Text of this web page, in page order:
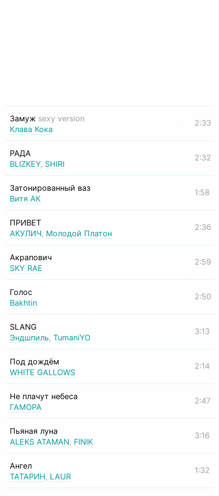
Замуж sexy version
Клава Кока
2:33
РАДА
BLIZKEY, SHIRI
2:32
Затонированный ваз
Витя АК
1:58
ПРИВЕТ
АКУЛИЧ, Молодой Платон
2:36
Акрапович
SKY RAE
2:59
Голос
Bakhtin
2:50
SLANG
Эндшпиль, TumaniYO
3:13
Под дождём
WHITE GALLOWS
2:14
Не плачут небеса
ГАМОРА
2:47
Пьяная луна
ALEKS ATAMAN, FINIK
3:16
Ангел
ТАТАРИН, LAUR
1:32